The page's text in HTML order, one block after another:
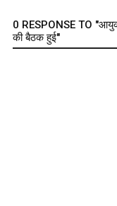
0 RESPONSE TO
की बैठक हुई"